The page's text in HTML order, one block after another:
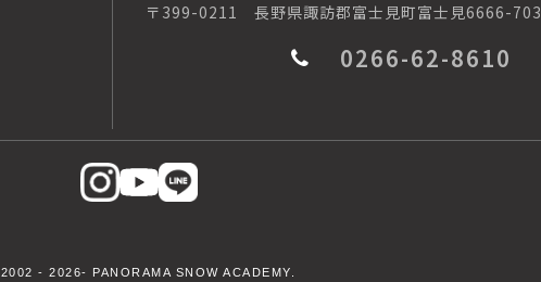
〒399-0211 長野県諏訪郡富士見町富士見6666-703
0266-62-8610
2002 -2026- PANORAMA SNOW ACADEMY.